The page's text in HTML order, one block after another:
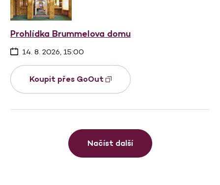
Prohlídka Brummelova domu
14. 8. 2026, 15:00
Koupit přes GoOut
Načíst další